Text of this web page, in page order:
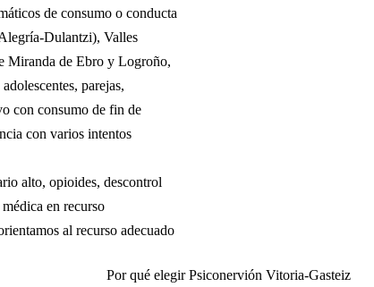
de consumo o conducta
Dulantzi), Valles
Miranda de Ebro y Logroño,
parejas,
con consumo de fin de
con varios intentos
alto, opioides, descontrol
en recurso
al recurso adecuado
Por qué elegir Psiconervión Vitoria-Gasteiz